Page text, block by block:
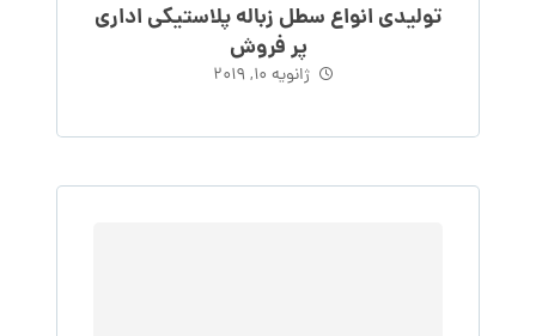
تولیدی انواع سطل زباله پلاستیکی اداری
پر فروش
ژانویه 10, 2019